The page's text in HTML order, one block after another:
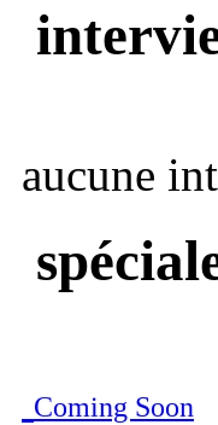
aucune
Coming Soon